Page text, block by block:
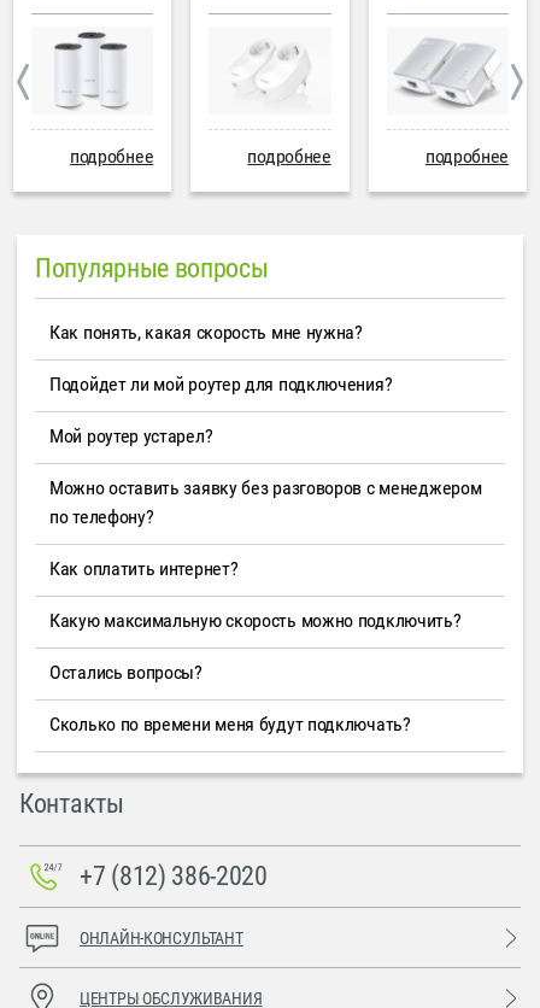
подробнее подробнее подробнее
Популярные вопросы
Как понять, какая скорость мне нужна?
Подойдет ли мой роутер для подключения?
Мой роутер устарел?
Можно оставить заявку без разговоров с менеджером
по телефону?
Как оплатить интернет?
Какую максимальную скорость можно подключить?
Остались вопросы?
Сколько по времени меня будут подключать?
Контакты
+7 (812) 386-2020
ОНЛАЙН-КОНСУЛЬТАНТ
ЦЕНТРЫ ОБСЛУЖИВАНИЯ